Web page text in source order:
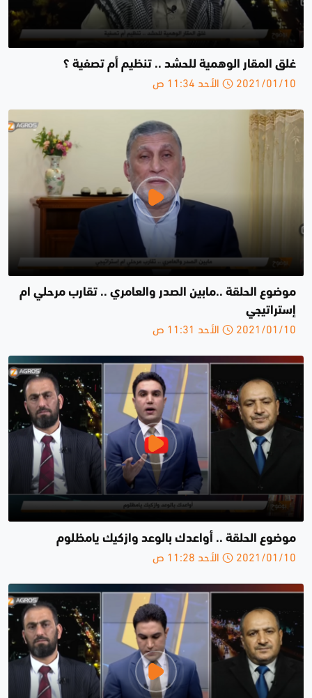
غلق المقار الوهمية للحشد .. تنظيم أم تصفية ؟
2021/01/10 الأحد 11:34 ص
موضوع الحلقة ..مابين الصدر والعامري .. تقارب مرحلي ام
إستراتيجي
2021/01/10 الأحد 11:31 ص
موضوع الحلقة .. أواعدك بالوعد وازكيك يامظلوم
2021/01/10 الأحد 11:28 ص